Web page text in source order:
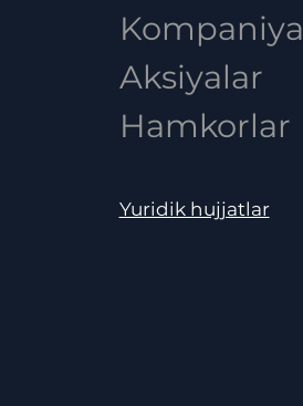
Kompaniya
Aksiyalar
Hamkorlar
Yuridik hujjatlar